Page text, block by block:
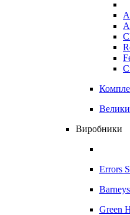
Виробники
Errors
Green